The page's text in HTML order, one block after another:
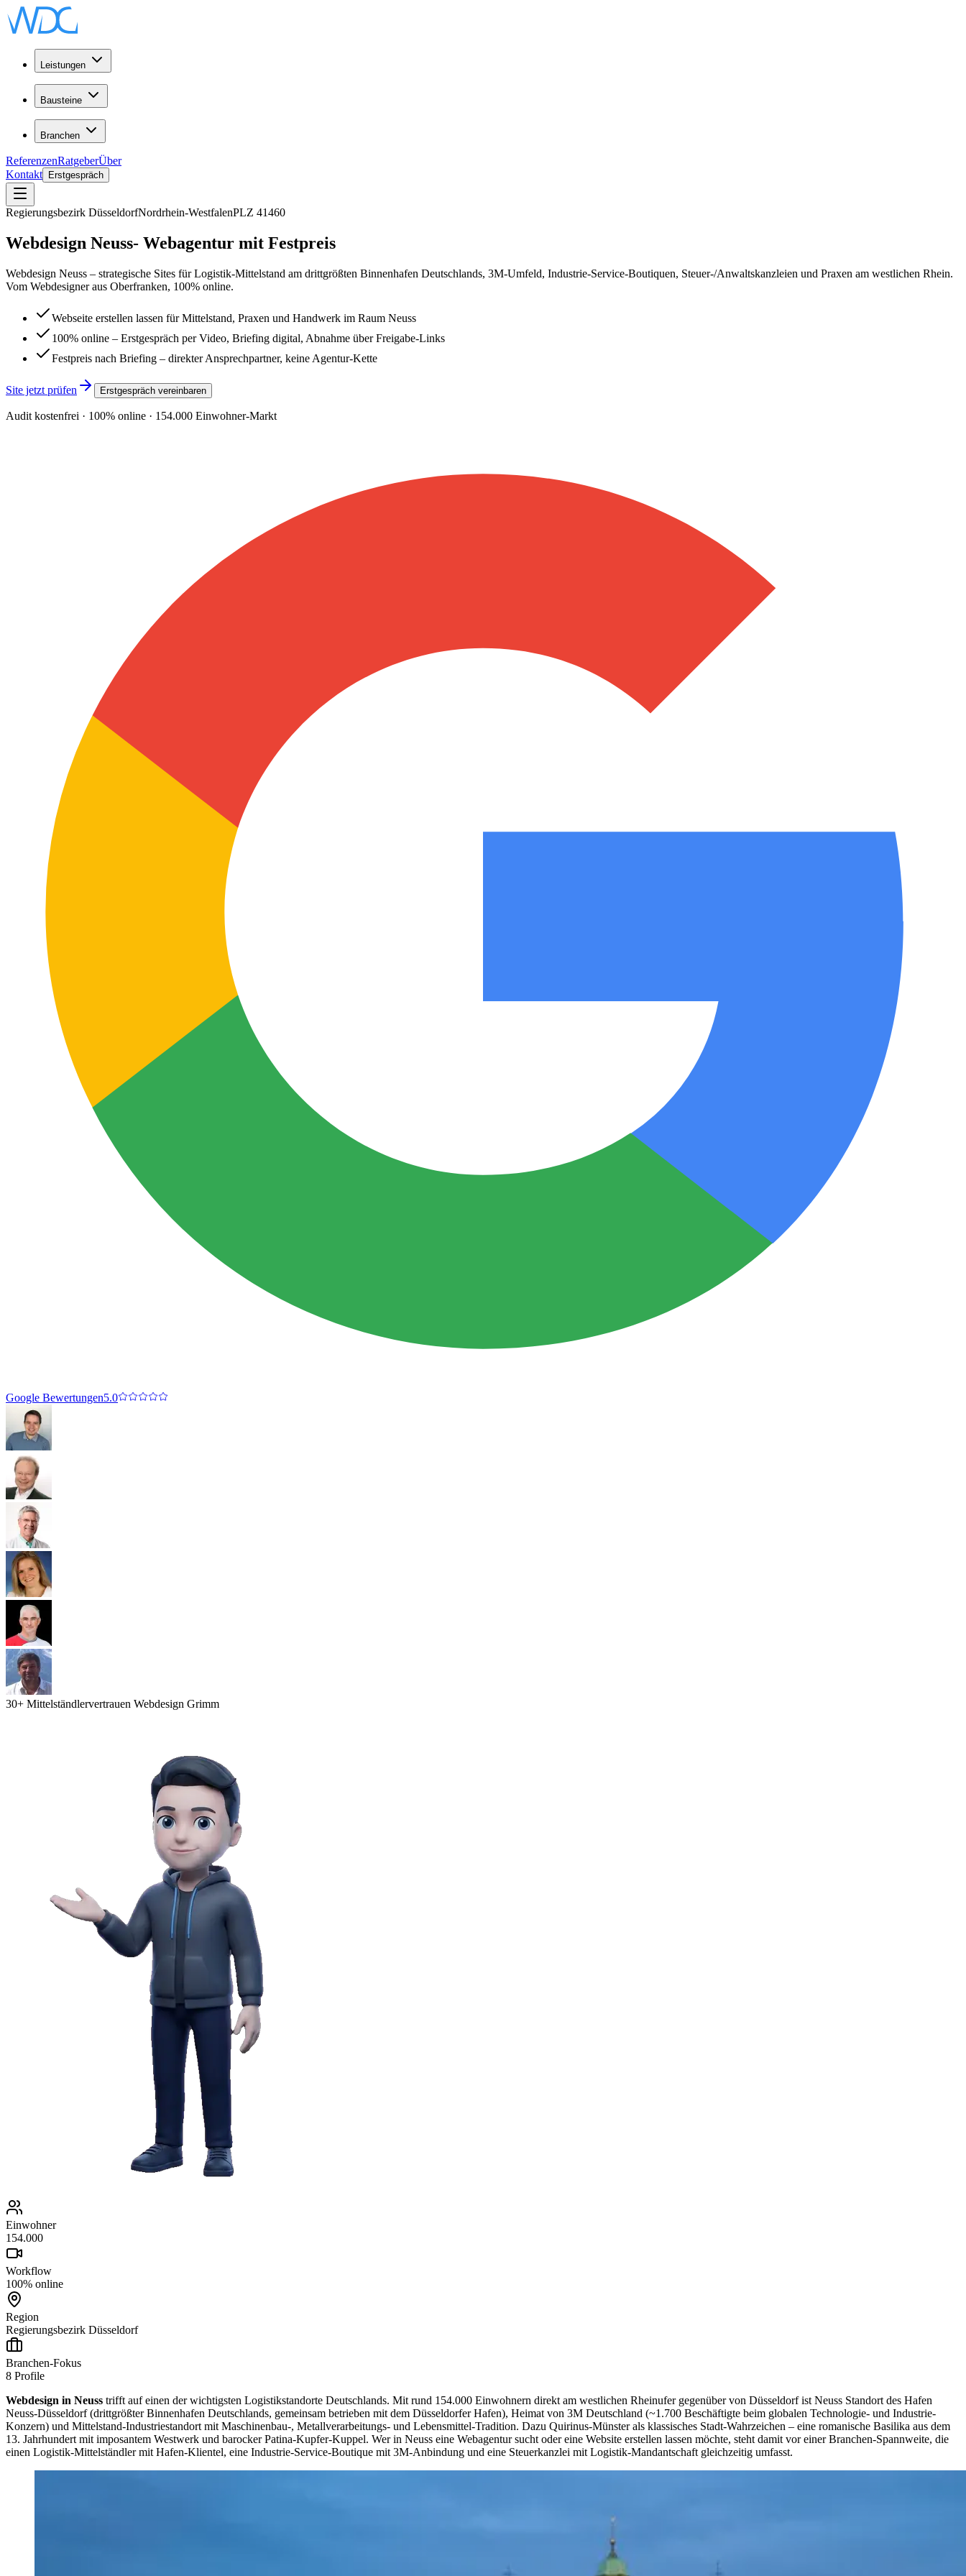
Leistungen
Bausteine
Branchen
ReferenzenRatgeberÜber
Kontakt
Erstgespräch
Regierungsbezirk DüsseldorfNordrhein-WestfalenPLZ 41460
Webdesign Neuss- Webagentur mit Festpreis
Webdesign Neuss – strategische Sites für Logistik-Mittelstand am drittgrößten Binnenhafen Deutschlands, 3M-Umfeld, Industrie-Service-Boutiquen, Steuer-/Anwaltskanzleien und Praxen am westlichen Rhein.
Vom Webdesigner aus Oberfranken, 100% online.
Webseite erstellen lassen für Mittelstand, Praxen und Handwerk im Raum Neuss
100% online – Erstgespräch per Video, Briefing digital, Abnahme über Freigabe-Links
Festpreis nach Briefing – direkter Ansprechpartner, keine Agentur-Kette
Site jetzt prüfen Erstgespräch vereinbaren
Audit kostenfrei · 100% online · 154.000 Einwohner-Markt
Google Bewertungen5.0
30+ Mittelständlervertrauen Webdesign Grimm
Einwohner
154.000
Workflow
100% online
Region
Regierungsbezirk Düsseldorf
Branchen-Fokus
8 Profile
Webdesign in Neuss trifft auf einen der wichtigsten Logistikstandorte Deutschlands. Mit rund 154.000 Einwohnern direkt am westlichen Rheinufer gegenüber von Düsseldorf ist Neuss Standort des Hafen
Neuss-Düsseldorf (drittgrößter Binnenhafen Deutschlands, gemeinsam betrieben mit dem Düsseldorfer Hafen), Heimat von 3M Deutschland (~1.700 Beschäftigte beim globalen Technologie- und Industrie-
Konzern) und Mittelstand-Industriestandort mit Maschinenbau-, Metallverarbeitungs- und Lebensmittel-Tradition. Dazu Quirinus-Münster als klassisches Stadt-Wahrzeichen – eine romanische Basilika aus dem
13. Jahrhundert mit imposantem Westwerk und barocker Patina-Kupfer-Kuppel. Wer in Neuss eine Webagentur sucht oder eine Website erstellen lassen möchte, steht damit vor einer Branchen-Spannweite, die
einen Logistik-Mittelständler mit Hafen-Klientel, eine Industrie-Service-Boutique mit 3M-Anbindung und eine Steuerkanzlei mit Logistik-Mandantschaft gleichzeitig umfasst.